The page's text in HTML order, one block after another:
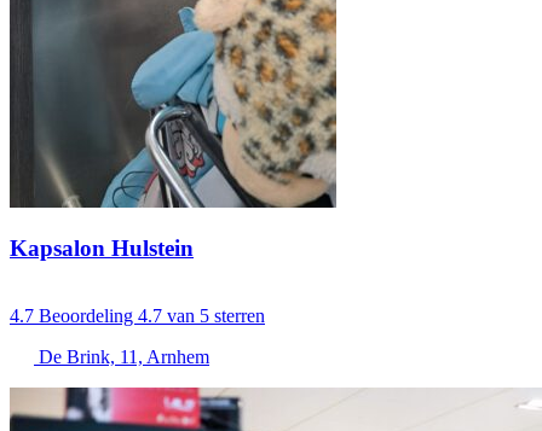
Kapsalon Hulstein
4.7 Beoordeling 4.7 van 5 sterren
De Brink, 11, Arnhem